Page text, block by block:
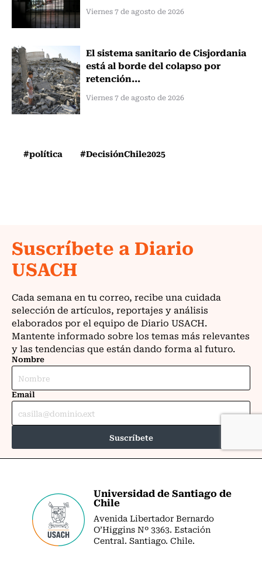
Viernes 7 de agosto de 2026
El sistema sanitario de Cisjordania
está al borde del colapso por
retención...
Viernes 7 de agosto de 2026
#política #DecisiónChile2025
Universidad de Santiago de
Chile
Avenida Libertador Bernardo
O’Higgins Nº 3363. Estación
Central. Santiago. Chile.